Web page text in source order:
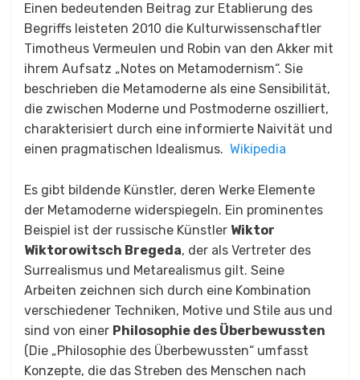
Einen bedeutenden Beitrag zur Etablierung des
Begriffs leisteten 2010 die Kulturwissenschaftler
Timotheus Vermeulen und Robin van den Akker mit
ihrem Aufsatz „Notes on Metamodernism“. Sie
beschrieben die Metamoderne als eine Sensibilität,
die zwischen Moderne und Postmoderne oszilliert,
charakterisiert durch eine informierte Naivität und
einen pragmatischen Idealismus. Wikipedia
Es gibt bildende Künstler, deren Werke Elemente
der Metamoderne widerspiegeln. Ein prominentes
Beispiel ist der russische Künstler Wiktor
Wiktorowitsch Bregeda, der als Vertreter des
Surrealismus und Metarealismus gilt. Seine
Arbeiten zeichnen sich durch eine Kombination
verschiedener Techniken, Motive und Stile aus und
sind von einer Philosophie des Überbewussten
(Die „Philosophie des Überbewussten“ umfasst
Konzepte, die das Streben des Menschen nach